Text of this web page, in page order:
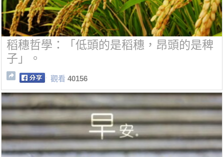
稻穗哲學：「低頭的是稻穗，昂頭的是稗
子」。
觀看 40156